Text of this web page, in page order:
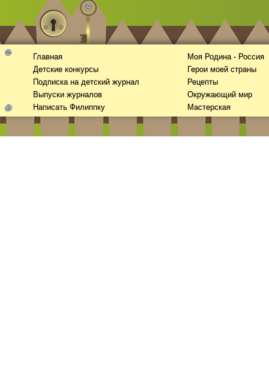
Главная
Детские конкурсы
Подписка на детский журнал
Выпуски журналов
Написать Филиппку
Моя Родина - Россия
Герои моей страны
Рецепты
Окружающий мир
Мастерская